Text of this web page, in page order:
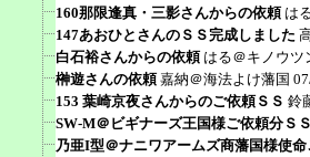
160那限逢真・三影さんからの依頼 は
147あおひとさんのＳＳ完成しました
白石裕さんからの依頼 はる＠キノウツ
榊遊さんの依頼 嘉納＠海法よけ藩国
153 葉崎京夜さんからのご依頼ＳＳ 鈴
SW-M＠ビギナーズ王国様ご依頼分Ｓ
乃亜I型＠ナニワアームズ商藩国様使命